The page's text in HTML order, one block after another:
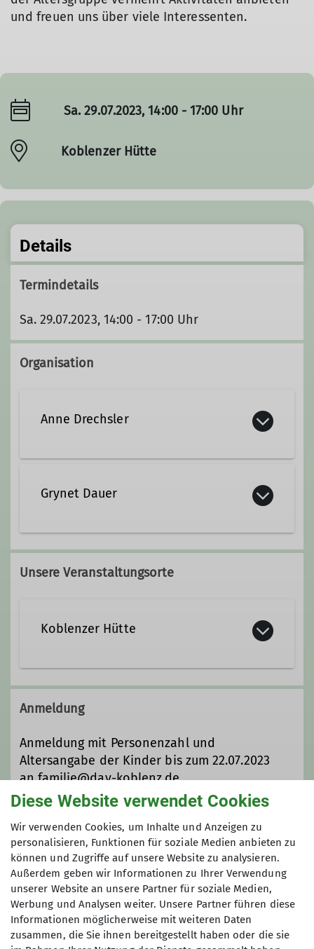
und freuen uns über viele Interessenten.
Sa. 29.07.2023, 14:00 - 17:00 Uhr
Koblenzer Hütte
Details
Termindetails
Sa. 29.07.2023, 14:00 - 17:00 Uhr
Organisation
Anne Drechsler
Ämter
Grynet Dauer
grynet.dauer@dav-koblenz.de
Ämter
Unsere Veranstaltungsorte
Koblenzer Hütte
Kolonnenweg 7
56077 Koblenz
Anmeldung
Anmeldung mit Personenzahl und
Altersangabe der Kinder bis zum 22.07.2023
an familie@dav-koblenz.de
Anmeldung bis
22.07.2023
Diese Website verwendet Cookies
Wir verwenden Cookies, um Inhalte und Anzeigen zu
personalisieren, Funktionen für soziale Medien anbieten zu
können und Zugriffe auf unsere Website zu analysieren.
Außerdem geben wir Informationen zu Ihrer Verwendung
unserer Website an unsere Partner für soziale Medien,
Werbung und Analysen weiter. Unsere Partner führen diese
Informationen möglicherweise mit weiteren Daten
zusammen, die Sie ihnen bereitgestellt haben oder die sie